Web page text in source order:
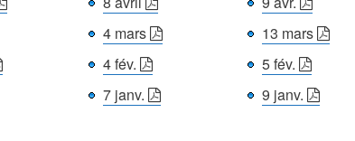
4 mars
4 fév.
7 janv.
13 mars
5 fév.
9 janv.